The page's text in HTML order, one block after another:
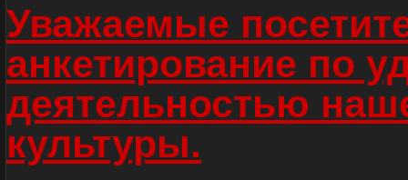
Уважаемые
анкетирование по
деятельностью
культуры.